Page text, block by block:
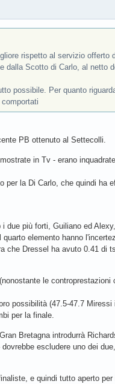
rispetto al servizio offerto
dalla Scotto di Carlo, al netto
possibile. Per quanto
PB ottenuto al Settecolli.
in Tv - erano
per la Di Carlo, che quindi ha
due più forti, Guiliano ed
elemento hanno
che Dressel ha avuto 0.41 di
le controprestazioni
possibilità (47.5-47.7
per la finale.
Bretagna introdurrà
escludere uno dei
e quindi tutto aperto per